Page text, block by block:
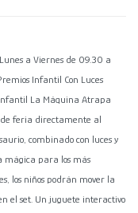
a Viernes de 09.30 a
Infantil Con Luces
La Máquina Atrapa
de feria directamente al
combinado con luces y
mágica para los más
los niños podrán mover la
el set. Un juguete interactivo